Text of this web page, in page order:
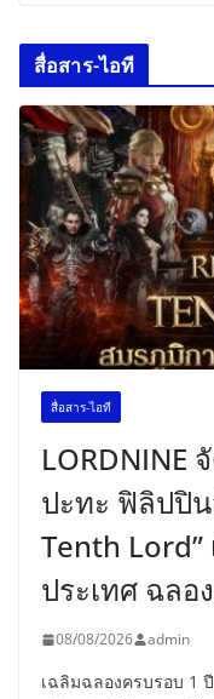
สื่อสาร-ไอที
สื่อสาร-ไอที
LORDNINE
ปะทะ ฟิลิปปิน
Tenth
ประเทศ ฉลอ
08/08/2026 admin
เฉลิมฉลองครบรอบ 1